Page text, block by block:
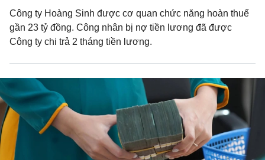
Công ty Hoàng Sinh được cơ quan chức năng hoàn thuế
gần 23 tỷ đồng. Công nhân bị nợ tiền lương đã được
Công ty chi trả 2 tháng tiền lương.